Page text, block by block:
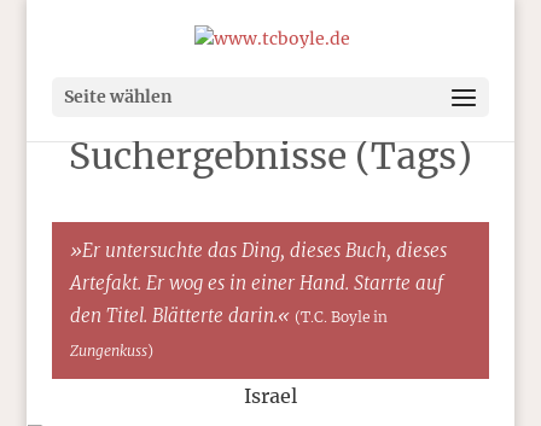
Seite wählen
Suchergebnisse (Tags)
»Er untersuchte das Ding, dieses Buch, dieses
Artefakt. Er wog es in einer Hand. Starrte auf
den Titel. Blätterte darin.« (T.C. Boyle in
Zungenkuss)
Israel